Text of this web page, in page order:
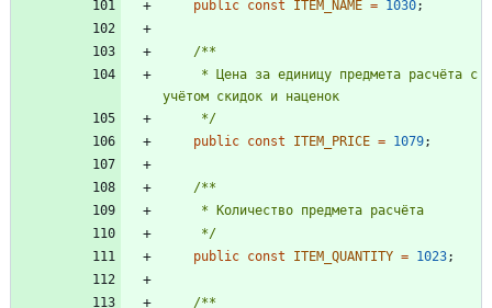
public const ITEM_NAME = 1030;
     */
public const ITEM_PRICE = 1079;
     */
public const ITEM_QUANTITY = 1023;